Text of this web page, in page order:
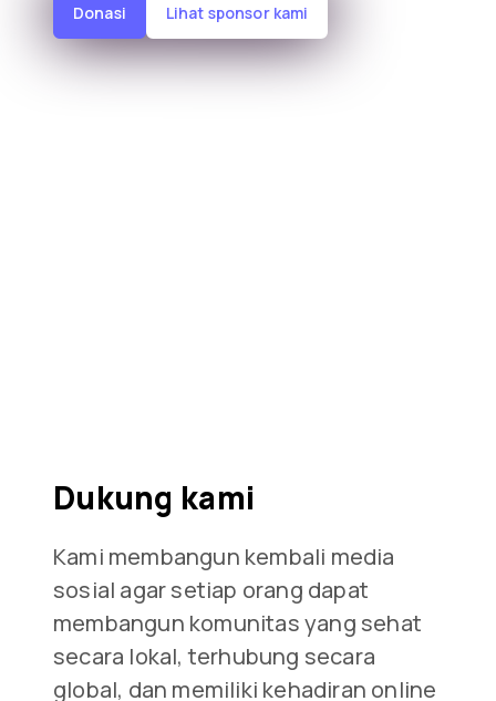
Donasi Lihat sponsor kami
Dukung kami
Kami membangun kembali media
sosial agar setiap orang dapat
membangun komunitas yang sehat
secara lokal, terhubung secara
global, dan memiliki kehadiran online